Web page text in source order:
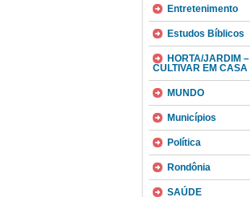
Entretenimento
Estudos Bíblicos
HORTA/JARDIM –
CULTIVAR EM CASA
MUNDO
Municípios
Política
Rondônia
SAÚDE